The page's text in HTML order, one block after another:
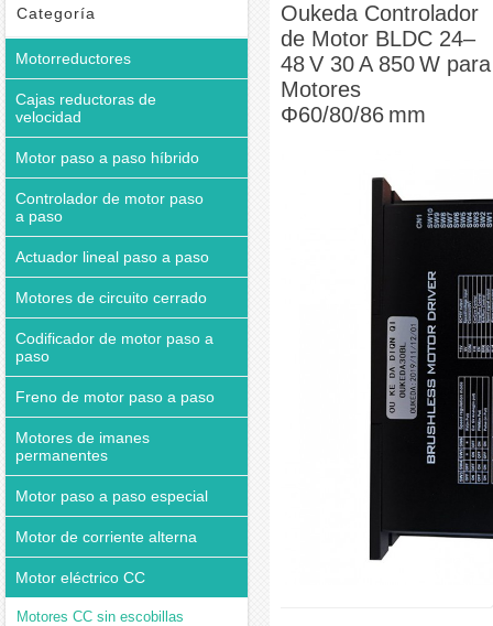
BLDC 24–48 V 30 A 850 W para Motores Φ60/80/86 mm
Categoría
Motorreductores
Cajas reductoras de
velocidad
Motor paso a paso híbrido
Controlador de motor paso
a paso
Actuador lineal paso a paso
Motores de circuito cerrado
Codificador de motor paso a
paso
Freno de motor paso a paso
Motores de imanes
permanentes
Motor paso a paso especial
Motor de corriente alterna
Motor eléctrico CC
Motores CC sin escobillas
Oukeda Controlador
de Motor BLDC 24–
48 V 30 A 850 W para
Motores
Φ60/80/86 mm